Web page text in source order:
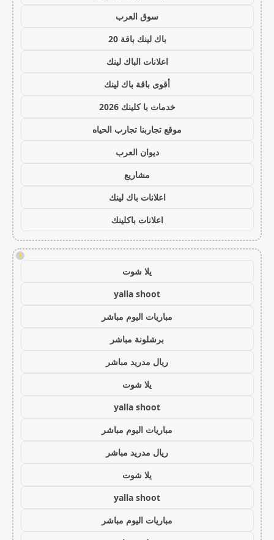
سوق العرب
باك لينك باقة 20
اعلانات الباك لينك
أقوى باقة باك لينك
خدمات با كلينك 2026
موقع تجاربنا تجارب الحياه
ديوان العرب
مشاريع
اعلانات باك لينك
اعلانات باكلينك
!
يلا شوت
yalla shoot
مباريات اليوم مباشر
برشلونة مباشر
ريال مدريد مباشر
يلا شوت
yalla shoot
مباريات اليوم مباشر
ريال مدريد مباشر
يلا شوت
yalla shoot
مباريات اليوم مباشر